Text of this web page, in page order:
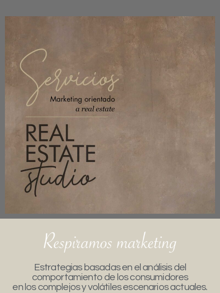
Estrategias basadas en el análisis del
comportamiento de los consumidores
en los complejos y volátiles escenarios actuales.